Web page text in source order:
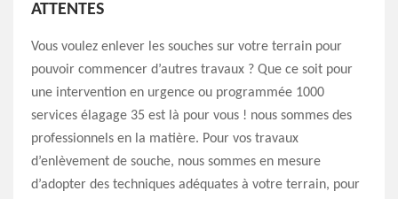
ATTENTES
Vous voulez enlever les souches sur votre terrain pour
pouvoir commencer d’autres travaux ? Que ce soit pour
une intervention en urgence ou programmée 1000
services élagage 35 est là pour vous ! nous sommes des
professionnels en la matière. Pour vos travaux
d’enlèvement de souche, nous sommes en mesure
d’adopter des techniques adéquates à votre terrain, pour